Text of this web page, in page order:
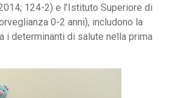
124-2) e l’Istituto Superiore di
0-2 anni), includono la
i determinanti di salute nella prima